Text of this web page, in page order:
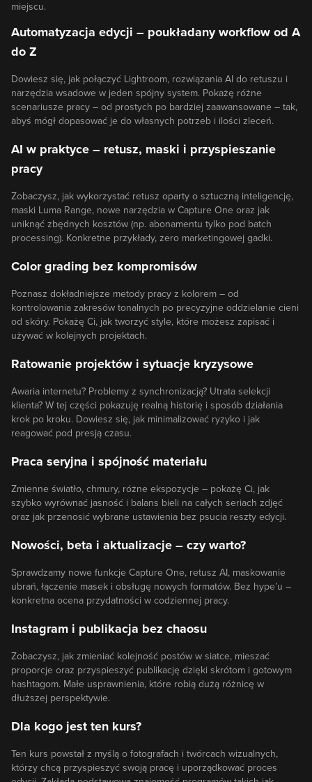
miejscu.
Automatyzacja edycji – poukładany workflow od A
do Z
Dowiesz się, jak połączyć Lightroom, rozwiązania AI do retuszu i
narzędzia wsadowe w jeden spójny system. Pokażę różne
scenariusze pracy – od prostych po bardziej zaawansowane – tak,
abyś mógł dopasować je do własnych potrzeb i ilości zleceń.
AI w praktyce – retusz, maski i przyspieszanie
pracy
Zobaczysz, jak wykorzystać retusz oparty o sztuczną inteligencję,
maski Luma Range, nowe narzędzia w Capture One oraz jak
uniknąć zbędnych kosztów (np. abonamentu tylko pod batch
processing). Konkretne przykłady, zero marketingowej gadki.
Color grading bez kompromisów
Poznasz dokładniejsze metody pracy z kolorem – od
kontrolowania zakresów tonalnych po precyzyjne oddzielanie cieni
od skóry. Pokażę Ci, jak tworzyć style, które możesz zapisać i
używać w kolejnych projektach.
Ratowanie projektów i sytuacje kryzysowe
Awaria internetu? Problemy z synchronizacją? Utrata selekcji
klienta? W tej części pokazuję realną historię i sposób działania
krok po kroku. Dowiesz się, jak minimalizować ryzyko i jak
reagować pod presją czasu.
Praca seryjna i spójność materiału
Zmienne światło, chmury, różne ekspozycje – pokażę Ci, jak
szybko wyrównać jasność i balans bieli na całych seriach zdjęć
oraz jak przenosić wybrane ustawienia bez psucia reszty edycji.
Nowości, beta i aktualizacje – czy warto?
Sprawdzamy nowe funkcje Capture One, retusz AI, maskowanie
ubrań, łączenie masek i obsługę nowych formatów. Bez hype’u –
konkretna ocena przydatności w codziennej pracy.
Instagram i publikacja bez chaosu
Zobaczysz, jak zmieniać kolejność postów w siatce, mieszać
proporcje oraz przyspieszyć publikację dzięki skrótom i gotowym
hashtagom. Małe usprawnienia, które robią dużą różnicę w
dłuższej perspektywie.
Dla kogo jest ten kurs?
Ten kurs powstał z myślą o fotografach i twórcach wizualnych,
którzy chcą przyspieszyć swoją pracę i uporządkować proces